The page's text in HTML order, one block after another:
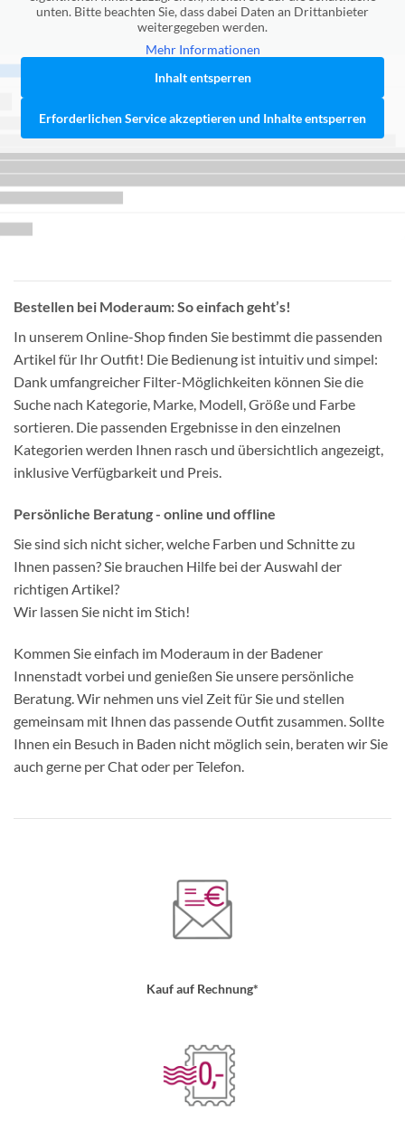
unten. Bitte beachten Sie, dass dabei Daten an Drittanbieter
weitergegeben werden.
Mehr Informationen
Inhalt entsperren
Erforderlichen Service akzeptieren und Inhalte entsperren
Bestellen bei Moderaum: So einfach geht’s!
In unserem Online-Shop finden Sie bestimmt die passenden
Artikel für Ihr Outfit! Die Bedienung ist intuitiv und simpel:
Dank umfangreicher Filter-Möglichkeiten können Sie die
Suche nach Kategorie, Marke, Modell, Größe und Farbe
sortieren. Die passenden Ergebnisse in den einzelnen
Kategorien werden Ihnen rasch und übersichtlich angezeigt,
inklusive Verfügbarkeit und Preis.
Persönliche Beratung - online und offline
Sie sind sich nicht sicher, welche Farben und Schnitte zu
Ihnen passen? Sie brauchen Hilfe bei der Auswahl der
richtigen Artikel?
Wir lassen Sie nicht im Stich!
Kommen Sie einfach im Moderaum in der Badener
Innenstadt vorbei und genießen Sie unsere persönliche
Beratung. Wir nehmen uns viel Zeit für Sie und stellen
gemeinsam mit Ihnen das passende Outfit zusammen. Sollte
Ihnen ein Besuch in Baden nicht möglich sein, beraten wir Sie
auch gerne per Chat oder per Telefon.
Kauf auf Rechnung*